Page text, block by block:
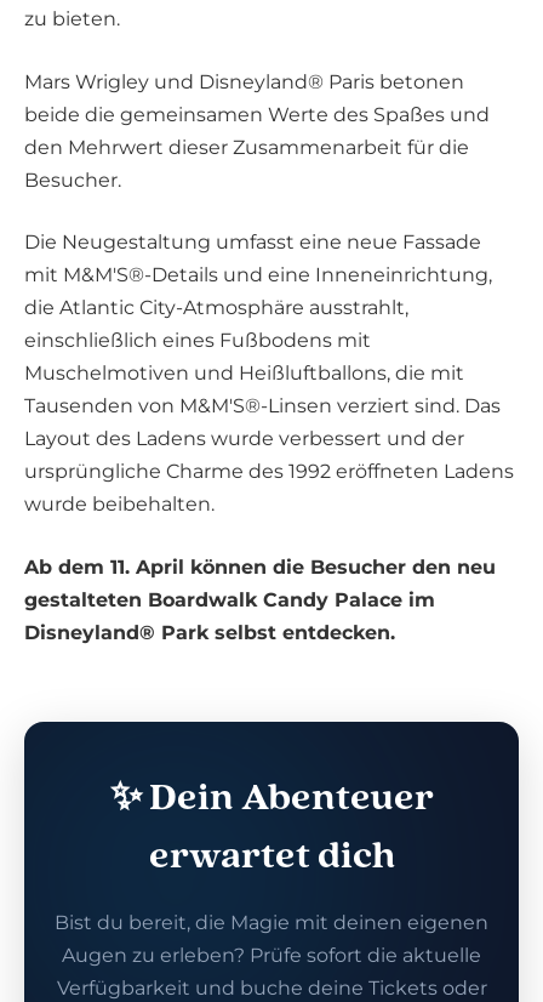
zu bieten.
Mars Wrigley und Disneyland® Paris betonen
beide die gemeinsamen Werte des Spaßes und
den Mehrwert dieser Zusammenarbeit für die
Besucher.
Die Neugestaltung umfasst eine neue Fassade
mit M&M'S®-Details und eine Inneneinrichtung,
die Atlantic City-Atmosphäre ausstrahlt,
einschließlich eines Fußbodens mit
Muschelmotiven und Heißluftballons, die mit
Tausenden von M&M'S®-Linsen verziert sind. Das
Layout des Ladens wurde verbessert und der
ursprüngliche Charme des 1992 eröffneten Ladens
wurde beibehalten.
Ab dem 11. April können die Besucher den neu
gestalteten Boardwalk Candy Palace im
Disneyland® Park selbst entdecken.
✨ Dein Abenteuer
erwartet dich
Bist du bereit, die Magie mit deinen eigenen
Augen zu erleben? Prüfe sofort die aktuelle
Verfügbarkeit und buche deine Tickets oder